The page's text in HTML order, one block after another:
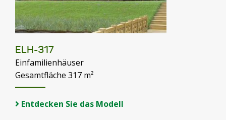
ELH-317
Einfamilienhäuser
Gesamtfläche 317 m²
Entdecken Sie das Modell